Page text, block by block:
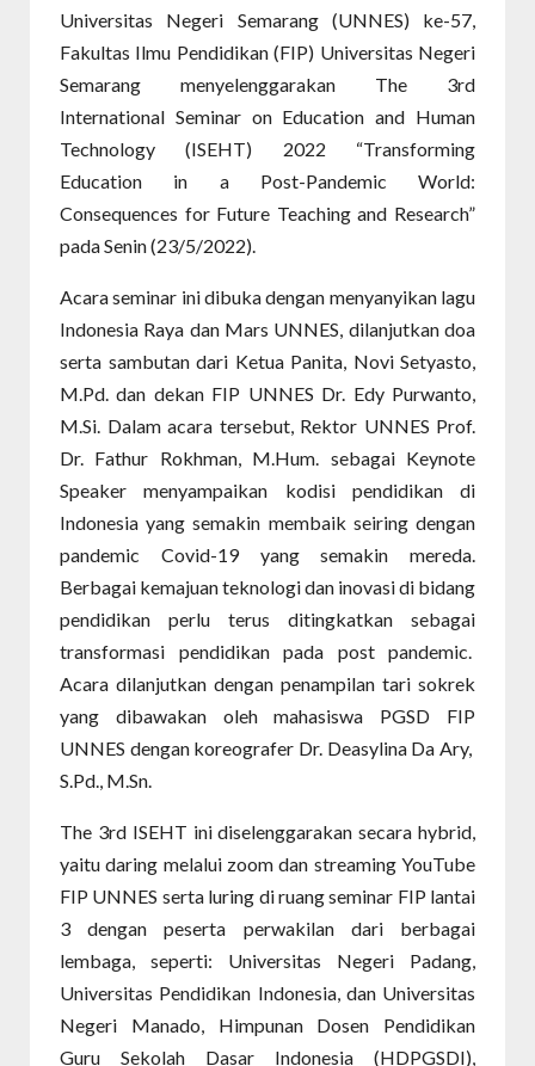
Universitas Negeri Semarang (UNNES) ke-57,
Fakultas Ilmu Pendidikan (FIP) Universitas Negeri
Semarang menyelenggarakan The 3rd
International Seminar on Education and Human
Technology (ISEHT) 2022 “Transforming
Education in a Post-Pandemic World:
Consequences for Future Teaching and Research”
pada Senin (23/5/2022).
Acara seminar ini dibuka dengan menyanyikan lagu
Indonesia Raya dan Mars UNNES, dilanjutkan doa
serta sambutan dari Ketua Panita, Novi Setyasto,
M.Pd. dan dekan FIP UNNES Dr. Edy Purwanto,
M.Si. Dalam acara tersebut, Rektor UNNES Prof.
Dr. Fathur Rokhman, M.Hum. sebagai Keynote
Speaker menyampaikan kodisi pendidikan di
Indonesia yang semakin membaik seiring dengan
pandemic Covid-19 yang semakin mereda.
Berbagai kemajuan teknologi dan inovasi di bidang
pendidikan perlu terus ditingkatkan sebagai
transformasi pendidikan pada post pandemic.
Acara dilanjutkan dengan penampilan tari sokrek
yang dibawakan oleh mahasiswa PGSD FIP
UNNES dengan koreografer Dr. Deasylina Da Ary,
S.Pd., M.Sn.
The 3rd ISEHT ini diselenggarakan secara hybrid,
yaitu daring melalui zoom dan streaming YouTube
FIP UNNES serta luring di ruang seminar FIP lantai
3 dengan peserta perwakilan dari berbagai
lembaga, seperti: Universitas Negeri Padang,
Universitas Pendidikan Indonesia, dan Universitas
Negeri Manado, Himpunan Dosen Pendidikan
Guru Sekolah Dasar Indonesia (HDPGSDI),